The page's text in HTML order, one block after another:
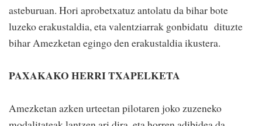
asteburuan. Hori aprobetxatuz antolatu da bihar bote
luzeko erakustaldia, eta valentziarrak gonbidatu dituzte
bihar Amezketan egingo den erakustaldia ikustera.
PAXAKAKO HERRI TXAPELKETA
Amezketan azken urteetan pilotaren joko zuzeneko